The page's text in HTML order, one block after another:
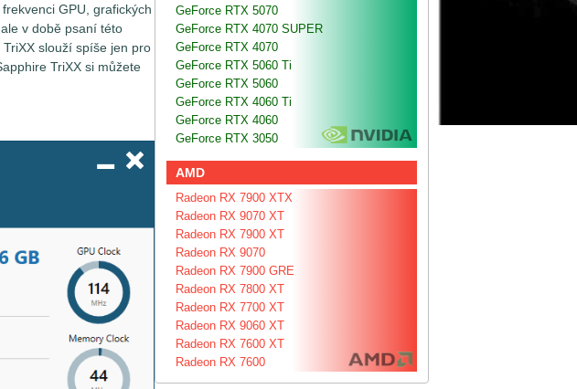
GPU, grafických
v době psaní této
slouží spíše jen pro
TriXX si můžete
GeForce RTX 5070
GeForce RTX 4070 SUPER
GeForce RTX 4070
GeForce RTX 5060 Ti
GeForce RTX 5060
GeForce RTX 4060 Ti
GeForce RTX 4060
GeForce RTX 3050
AMD
Radeon RX 7900 XTX
Radeon RX 9070 XT
Radeon RX 7900 XT
Radeon RX 9070
Radeon RX 7900 GRE
Radeon RX 7800 XT
Radeon RX 7700 XT
Radeon RX 9060 XT
Radeon RX 7600 XT
Radeon RX 7600